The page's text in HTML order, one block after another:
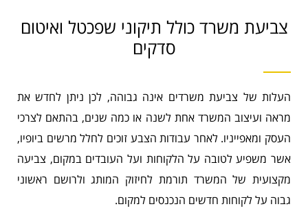
צביעת משרד כולל תיקוני שפכטל ואיטום
סדקים
העלות של צביעת משרדים אינה גבוהה, לכן ניתן לחדש את
מראה ועיצוב המשרד אחת לשנה או כמה שנים, בהתאם לצרכי
העסק ומאפייניו. לאחר עבודות הצבע זוכים לחלל מרשים ביופיו,
אשר משפיע לטובה על הלקוחות ועל העובדים במקום, צביעה
מקצועית של המשרד תורמת לחיזוק המותג ולרושם ראשוני
גבוה על לקוחות חדשים הנכנסים למקום.